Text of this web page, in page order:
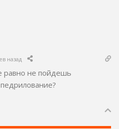
назад
равно не пойдешь